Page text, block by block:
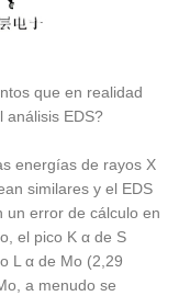
que en realidad
análisis EDS?
energías de rayos X
similares y el EDS
un error de cálculo en
el pico K α de S
L α de Mo (2,29
a menudo se